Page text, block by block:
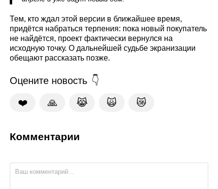
Тем, кто ждал этой версии в ближайшее время,
придётся набраться терпения: пока новый покупатель
не найдётся, проект фактически вернулся на
исходную точку. О дальнейшей судьбе экранизации
обещают рассказать позже.
Оцените новость
❤️ 🙏 😹 🙀 😿
Комментарии